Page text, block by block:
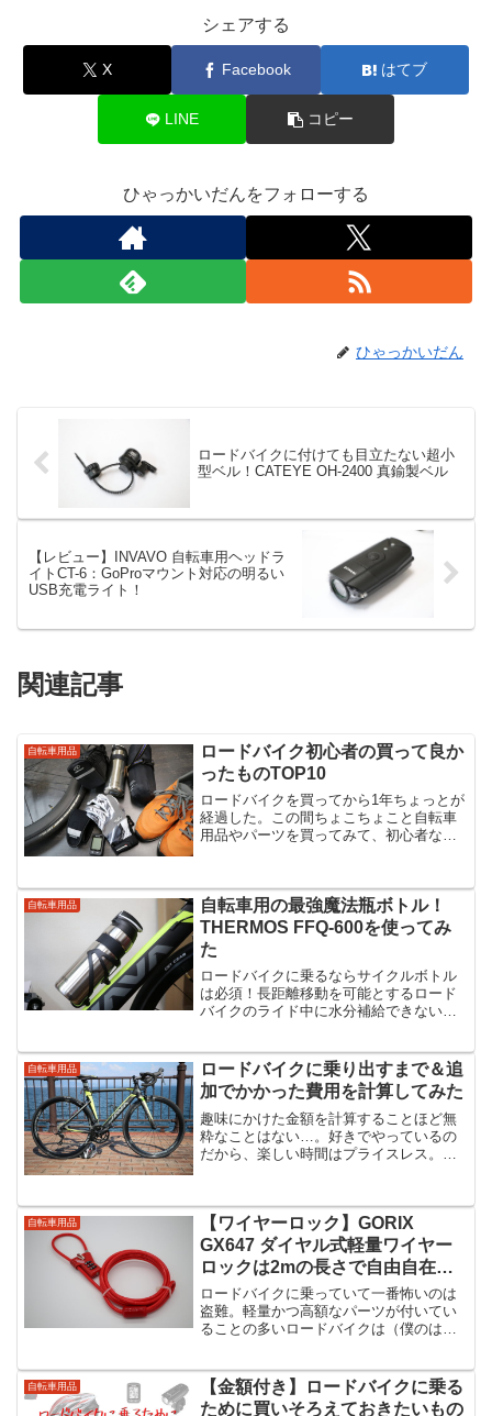
シェアする
X Facebook はてブ
LINE コピー
ひゃっかいだんをフォローする
ひゃっかいだん
ロードバイクに付けても目立たない超小
型ベル！CATEYE OH-2400 真鍮製ベル
【レビュー】INVAVO 自転車用ヘッドラ
イトCT-6：GoProマウント対応の明るい
USB充電ライト！
関連記事
自転車用品
ロードバイク初心者の買って良か
ったものTOP10
ロードバイクを買ってから1年ちょっとが
経過した。この間ちょこちょこと自転車
用品やパーツを買ってみて、初心者なり
ったものTOP1010位：HANDCREW
OSCAR S...
自転車用品
自転車用の最強魔法瓶ボトル！
THERMOS FFQ-600を使ってみ
た
ロードバイクに乗るならサイクルボトル
は必須！長距離移動を可能とするロード
バイクのライド中に水分補給できないの
どき保冷できない水筒なんて自転車用の
ボトルといえばまさにこん...
自転車用品
ロードバイクに乗り出すまで＆追
加でかかった費用を計算してみた
趣味にかけた金額を計算することほど無
粋なことはない…。好きでやっているの
だから、楽しい時間はプライスレス。と
たい。乗り出すまでにかかった費用を計
算2018年9月にロード...
自転車用品
【ワイヤーロック】GORIX
GX647 ダイヤル式軽量ワイヤー
ロックは2mの長さで自由自在な
取り回し【レビュー】
ロードバイクに乗っていて一番怖いのは
盗難。軽量かつ高額なパーツが付いてい
ることの多いロードバイクは（僕のは安
ているこのゴツめのカギを使っていたの
だけども、これは重たいし...
自転車用品
【金額付き】ロードバイクに乗る
ために買いそろえておきたいもの